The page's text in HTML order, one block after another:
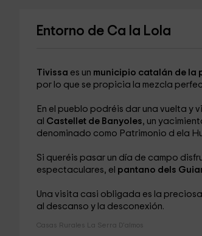
Entorno de Ca la Lola
Tivissa es un municipio catalán de la
por lo que se propicia la mezcla
En el pueblo podréis dar una vuelta y
al Castellet de Banyoles, un
denominado como Patrimonio d ela
Si queréis pasar un día de campo
espectaculares, el pantano dels
Una visita casi obligada es la
al descanso y la desconexión.
Casas Rurales La Serra D'almos